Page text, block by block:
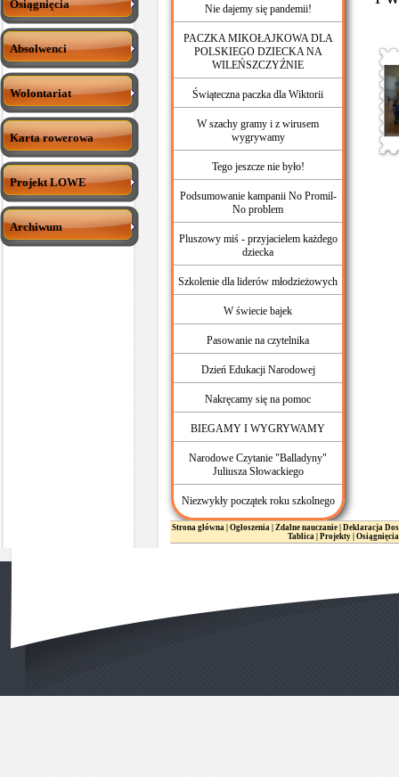
Osiągnięcia
Absolwenci
Wolontariat
Karta rowerowa
Projekt LOWE
Archiwum
Nie dajemy się pandemii!
PACZKA MIKOŁAJKOWA DLA
POLSKIEGO DZIECKA NA
WILEŃSZCZYŹNIE
Świąteczna paczka dla Wiktorii
W szachy gramy i z wirusem
wygrywamy
Tego jeszcze nie było!
Podsumowanie kampanii No Promil-
No problem
Pluszowy miś - przyjacielem każdego
dziecka
Szkolenie dla liderów młodzieżowych
W świecie bajek
Pasowanie na czytelnika
Dzień Edukacji Narodowej
Nakręcamy się na pomoc
BIEGAMY I WYGRYWAMY
Narodowe Czytanie "Balladyny"
Juliusza Słowackiego
Niezwykły początek roku szkolnego
Strona główna Ogłoszenia Zdalne nauczanie Deklaracja
Tablica Projekty Osiągnięcia